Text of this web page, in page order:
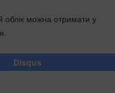
облік можна отримати у
Disqus